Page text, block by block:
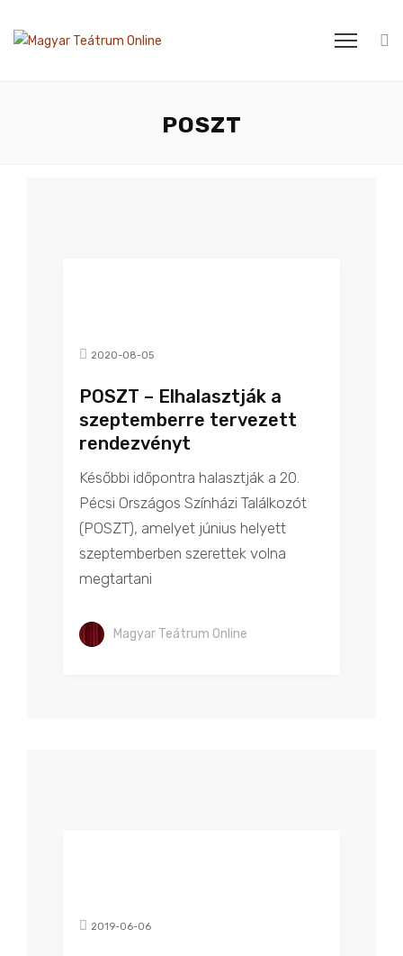
POSZT
2020-08-05
POSZT – Elhalasztják a
szeptemberre tervezett
rendezvényt
Későbbi időpontra halasztják a 20.
Pécsi Országos Színházi Találkozót
(POSZT), amelyet június helyett
szeptemberben szerettek volna
megtartani
Magyar Teátrum Online
2019-06-06